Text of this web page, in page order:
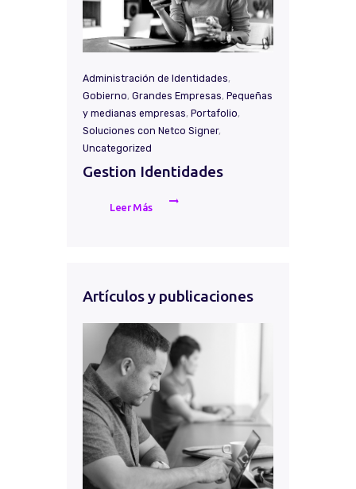
Administración de Identidades,
Gobierno, Grandes Empresas, Pequeñas
y medianas empresas, Portafolio,
Soluciones con Netco Signer,
Uncategorized
Gestion Identidades
Leer Más
Artículos y publicaciones